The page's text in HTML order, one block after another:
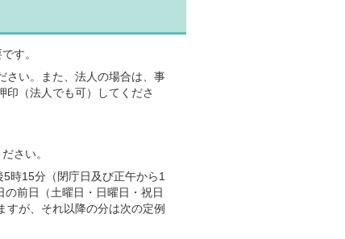
す。
さい。また、法人の場合は、事
印（法人でも可）してくださ
さい。
時15分（閉庁日及び正午から1
前日（土曜日・日曜日・祝日
すが、それ以降の分は次の定例